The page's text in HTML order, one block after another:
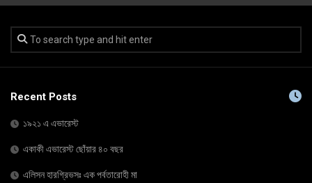
Recent Posts
১৯২১ এ এভারেস্ট
একাকী এভারেস্ট ছোঁয়ার ৪০ বছর
এলিসন হারগ্রিভসঃ এক পর্বতারোহী মা